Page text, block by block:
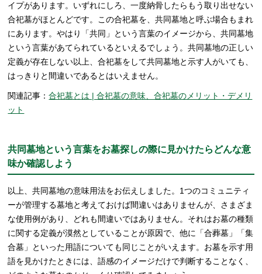
イプがあります。いずれにしろ、一度納骨したらもう取り出せない
合祀墓がほとんどです。この合祀墓を、共同墓地と呼ぶ場合もまれ
にあります。やはり「共同」という言葉のイメージから、共同墓地
という言葉があてられているといえるでしょう。共同墓地の正しい
定義が存在しない以上、合祀墓をして共同墓地と示す人がいても、
はっきりと間違いであるとはいえません。
関連記事：合祀墓とは | 合祀墓の意味、合祀墓のメリット・デメリ
ット
共同墓地という言葉をお墓探しの際に見かけたらどんな意
味か確認しよう
以上、共同墓地の意味用法をお伝えしました。1つのコミュニティ
ーが管理する墓地と考えておけば間違いはありませんが、さまざま
な使用例があり、どれも間違いではありません。それはお墓の種類
に関する定義が漠然としていることが原因で、他に「合葬墓」「集
合墓」といった用語についても同じことがいえます。お墓を示す用
語を見かけたときには、語感のイメージだけで判断することなく、